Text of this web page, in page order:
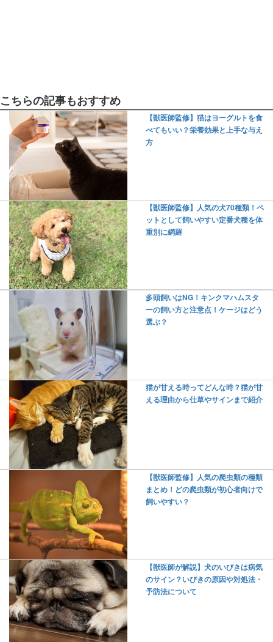
こちらの記事もおすすめ
【獣医師監修】猫はヨーグルトを食
べてもいい？栄養効果と上手な与え
方
【獣医師監修】人気の犬70種類！ペ
ットとして飼いやすい定番犬種を体
重別に網羅
多頭飼いはNG！キンクマハムスタ
ーの飼い方と注意点！ケージはどう
選ぶ？
猫が甘える時ってどんな時？猫が甘
える理由から仕草やサインまで紹介
【獣医師監修】人気の爬虫類の種類
まとめ！どの爬虫類が初心者向けで
飼いやすい？
【獣医師が解説】犬のいびきは病気
のサイン？いびきの原因や対処法・
予防法について